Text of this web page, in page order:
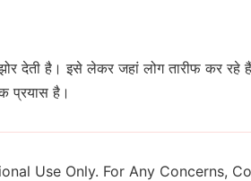
देती है। इसे लेकर जहां लोग तारीफ कर रहे
प्रयास है।
Use Only. For Any Concerns,